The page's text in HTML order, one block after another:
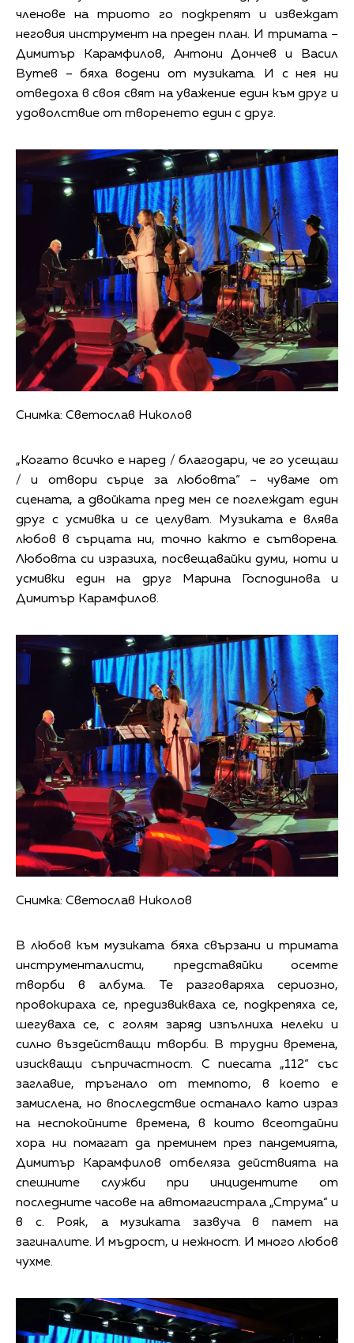
членове на триото го подкрепят и извеждат
неговия инструмент на преден план. И тримата –
Димитър Карамфилов, Антони Дончев и Васил
Вутев – бяха водени от музиката. И с нея ни
отведоха в своя свят на уважение един към друг и
удоволствие от творенето един с друг.
Снимка: Светослав Николов
„Когато всичко е наред / благодари, че го усещаш
/ и отвори сърце за любовта“ – чуваме от
сцената, а двойката пред мен се поглеждат един
друг с усмивка и се целуват. Музиката е влява
любов в сърцата ни, точно както е сътворена.
Любовта си изразиха, посвещавайки думи, ноти и
усмивки един на друг Марина Господинова и
Димитър Карамфилов.
Снимка: Светослав Николов
В любов към музиката бяха свързани и тримата
инструменталисти, представяйки осемте
творби в албума. Те разговаряха сериозно,
провокираха се, предизвикваха се, подкрепяха се,
шегуваха се, с голям заряд изпълниха нелеки и
силно въздействащи творби. В трудни времена,
изискващи съпричастност. С пиесата „112“ със
заглавие, тръгнало от темпото, в което е
замислена, но впоследствие останало като израз
на неспокойните времена, в които всеотдайни
хора ни помагат да преминем през пандемията,
Димитър Карамфилов отбеляза действията на
спешните служби при инцидентите от
последните часове на автомагистрала „Струма“ и
в с. Рояк, а музиката зазвуча в памет на
загиналите. И мъдрост, и нежност. И много любов
чухме.